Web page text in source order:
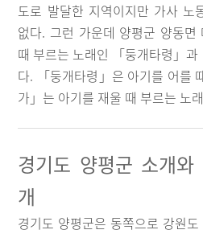
도로 발달한 지역이지만 가사 노
없다. 그런 가운데 양평군 양동면
때 부르는 노래인 「둥개타령」
다. 「둥개타령」은 아기를 어를
가」는 아기를 재울 때 부르는 노
경기도 양평군 소개
개
경기도 양평군은 동쪽으로 강원